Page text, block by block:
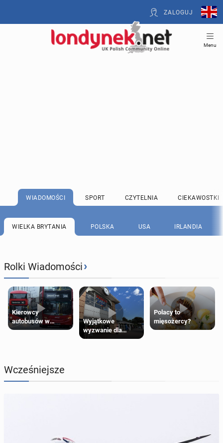
ZALOGUJ
Menu
WIADOMOŚCI SPORT CZYTELNIA CIEKAWOSTKI
WIELKA BRYTANIA POLSKA USA IRLANDIA
Rolki Wiadomości›
Kierowcy
autobusów w
Londynie
Wyjątkowe
wyzwanie dla
posiadaczy kart
Polacy to
mięsożercy?
Wcześniejsze